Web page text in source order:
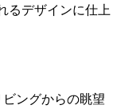
るデザインに仕上
ングからの眺望